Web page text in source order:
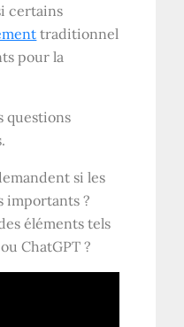
certains
traditionnel
pour la
questions
si les
importants ?
éléments tels
ChatGPT ?